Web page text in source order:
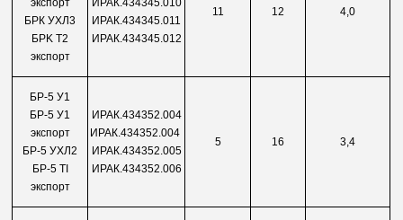
экспорт
БРК УХЛ3
БPK T2
экспорт
ИРАК.434345.010
ИРАК.434345.011
ИРАК.434345.012
11 12 4,0
БР-5 У1
БР-5 У1
экспорт
БP-5 УХЛ2
БP-5 TI
экспорт
ИРАК.434352.004
ИРАК.434352.004
ИРАК.434352.005
ИРАК.434352.006
5 16 3,4